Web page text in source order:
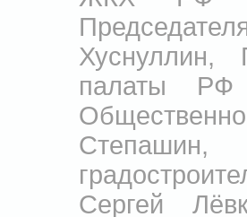
Хуснуллин,
палаты РФ
Степашин,
Сергей